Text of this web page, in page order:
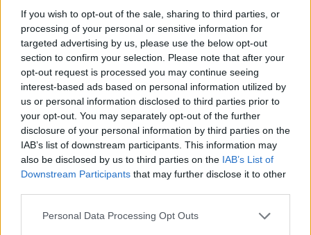
If you wish to opt-out of the sale, sharing to third parties, or
processing of your personal or sensitive information for
targeted advertising by us, please use the below opt-out
section to confirm your selection. Please note that after your
opt-out request is processed you may continue seeing
interest-based ads based on personal information utilized by
us or personal information disclosed to third parties prior to
your opt-out. You may separately opt-out of the further
disclosure of your personal information by third parties on the
IAB’s list of downstream participants. This information may
also be disclosed by us to third parties on the IAB’s List of
Downstream Participants that may further disclose it to other
Please note that this website/app uses one or more Google
Personal Data Processing Opt Outs
hozzászólókkal voltaképpen ellehetetlenítették.
A szakmai vitakultúra elveszni látszik a POSZT
életében, pedig csak két dolog kellene hozzá. Olyan
kritikus (pontosabban kritikát megfogalmazó
szakember), aki ideológiai és személyes
előítéletektől mentesen és szakmai
megalapozottsággal tudja kifejteni az oppozícióját
(vannak ilyenek), illetve olyan alkotók, akik önérzettől
és sértettségtől mentesen tudják fogadni a kritikát
és érvelni akár azzal szemben, akár annak mentén
a szakmai beszélgetéseken elsősorban ilyen